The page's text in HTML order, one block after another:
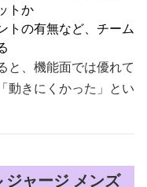
トか
トの有無など、チーム
と、機能面では優れて
動きにくかった」とい
ャージ メンズ